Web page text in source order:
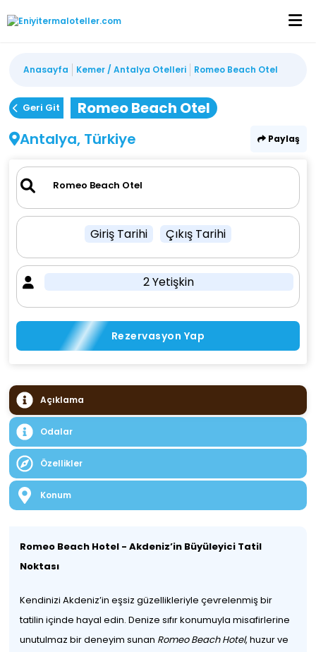
Anasayfa Kemer / Antalya Otelleri Romeo Beach Otel
Geri Git
Romeo Beach Otel
Antalya, Türkiye
Paylaş
Giriş Tarihi Çıkış Tarihi
2 Yetişkin
Rezervasyon Yap
Açıklama
Odalar
Özellikler
Konum
Romeo Beach Hotel - Akdeniz’in Büyüleyici Tatil
Noktası
Kendinizi Akdeniz’in eşsiz güzellikleriyle çevrelenmiş bir
tatilin içinde hayal edin. Denize sıfır konumuyla misafirlerine
unutulmaz bir deneyim sunan Romeo Beach Hotel, huzur ve